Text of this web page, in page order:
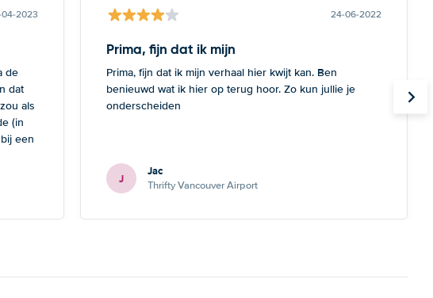
2023
de
dat
als
(in
een
24-06-2022
Prima, fijn dat ik mijn
Prima, fijn dat ik mijn verhaal hier kwijt kan. Ben
benieuwd wat ik hier op terug hoor. Zo kun jullie je
onderscheiden
J Jac
Thrifty Vancouver Airport